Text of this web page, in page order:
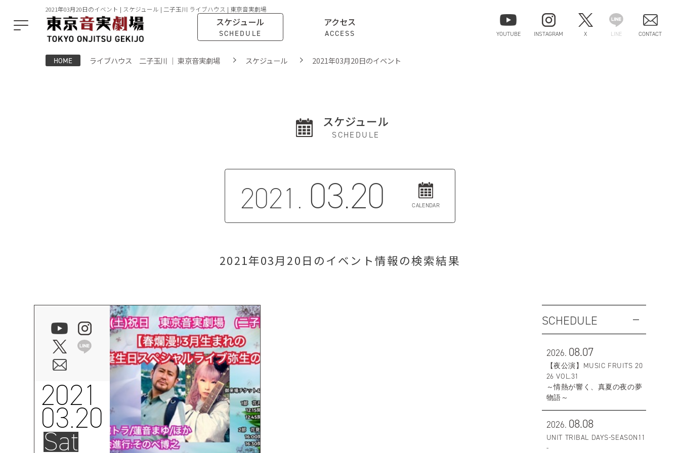
2021年03月20日のイベント | スケジュール | 二子玉川 ライブハウス | 東京音実劇場
スケジュール
SCHEDULE
アクセス
ACCESS YOUTUBE INSTAGRAM X LINE CONTACT
HOME ライブハウス 二子玉川 ｜ 東京音実劇場 スケジュール 2021年03月20日のイベント
スケジュール
SCHEDULE
2021. 03.20 CALENDAR
2021年03月20日のイベント情報の検索結果
2021
03.20
Sat
SCHEDULE
2026. 08.07
【夜公演】MUSIC FRUITS 20
26 VOL.31
～情熱が響く、真夏の夜の夢
物語～
2026. 08.08
UNIT TRIBAL DAYS-SEASON11
-